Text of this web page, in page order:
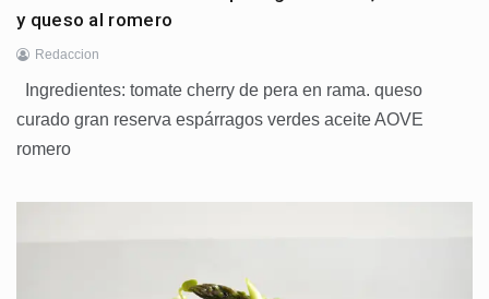
y queso al romero
Redaccion
Ingredientes: tomate cherry de pera en rama. queso
curado gran reserva espárragos verdes aceite AOVE
romero